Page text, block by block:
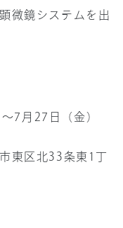
微鏡システムを出
7月27日（金）
東区北33条東1丁